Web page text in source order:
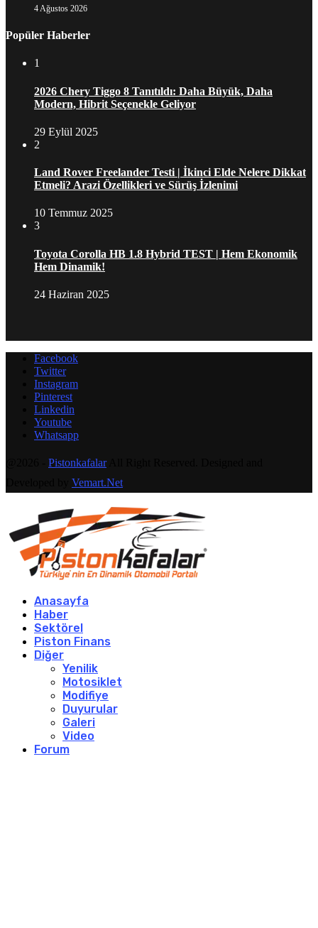
4 Ağustos 2026
Popüler Haberler
1
2026 Chery Tiggo 8 Tanıtıldı: Daha Büyük, Daha
Modern, Hibrit Seçenekle Geliyor
29 Eylül 2025
2
Land Rover Freelander Testi | İkinci Elde Nelere Dikkat
Etmeli? Arazi Özellikleri ve Sürüş İzlenimi
10 Temmuz 2025
3
Toyota Corolla HB 1.8 Hybrid TEST | Hem Ekonomik
Hem Dinamik!
24 Haziran 2025
Facebook
Twitter
Instagram
Pinterest
Linkedin
Youtube
Whatsapp
PistonkafalarAll Right Reserved. Designed and
Vemart.Net
Anasayfa
Haber
Sektörel
Piston Finans
Diğer
Yenilik
Motosiklet
Modifiye
Duyurular
Galeri
Video
Forum